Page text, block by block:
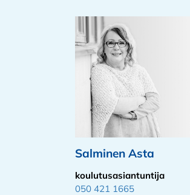
Salminen Asta
koulutusasiantuntija
050 421 1665